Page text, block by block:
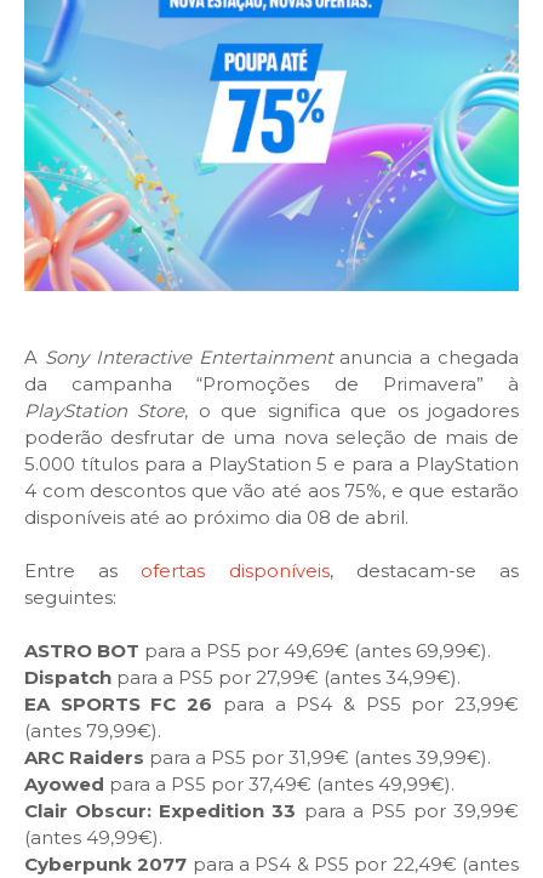
A Sony Interactive Entertainmentanuncia a chegada
da campanha “Promoções de Primavera” à
PlayStation Store, o que significa que os jogadores
poderão desfrutar de uma nova seleção de mais de
5.000 títulos para a PlayStation 5 e para a PlayStation
4 com descontos que vão até aos 75%, e que estarão
disponíveis até ao próximo dia 08 de abril.
Entre as ofertas disponíveis, destacam-se as
seguintes:
ASTRO BOT para a PS5 por 49,69€ (antes 69,99€).
Dispatch para a PS5 por 27,99€ (antes 34,99€).
EA SPORTS FC 26 para a PS4 & PS5 por 23,99€
(antes 79,99€).
ARC Raiders para a PS5 por 31,99€ (antes 39,99€).
Ayowed para a PS5 por 37,49€ (antes 49,99€).
Clair Obscur: Expedition 33 para a PS5 por 39,99€
(antes 49,99€).
Cyberpunk 2077 para a PS4 & PS5 por 22,49€ (antes